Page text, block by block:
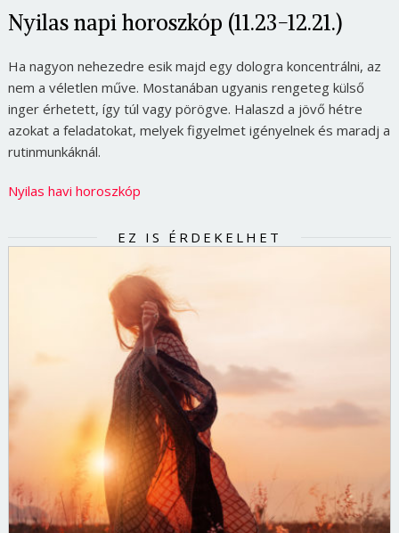
Nyilas napi horoszkóp (11.23-12.21.)
Ha nagyon nehezedre esik majd egy dologra koncentrálni, az
nem a véletlen műve. Mostanában ugyanis rengeteg külső
inger érhetett, így túl vagy pörögve. Halaszd a jövő hétre
azokat a feladatokat, melyek figyelmet igényelnek és maradj a
rutinmunkáknál.
Nyilas havi horoszkóp
EZ IS ÉRDEKELHET